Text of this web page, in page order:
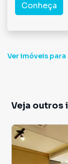
Conheça
Ver imóveis para
Veja outros